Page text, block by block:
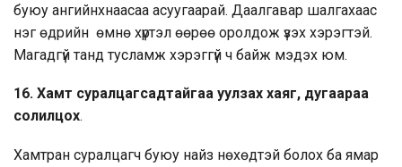
буюу ангийнхнаасаа асуугаарай. Даалгавар шалгахаас
нэг өдрийн өмнө хүртэл өөрөө оролдож үзэх хэрэгтэй.
Магадгүй танд тусламж хэрэггүй ч байж мэдэх юм.
16. Хамт суралцагсадтайгаа уулзах хаяг, дугаараа
солилцох.
Хамтран суралцагч буюу найз нөхөдтэй болох ба ямар